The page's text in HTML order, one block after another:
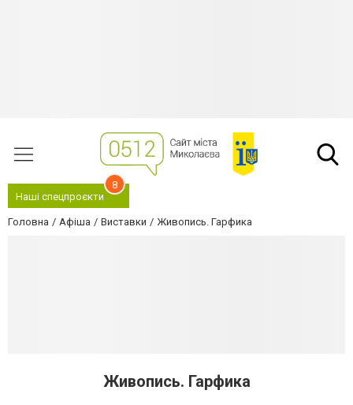
Наші спецпроєкти
8
Головна Афіша Виставки Живопись. Гарфика
Живопись. Гарфика